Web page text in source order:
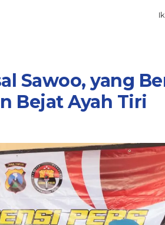
Sawoo, yang
Bejat Ayah Tiri